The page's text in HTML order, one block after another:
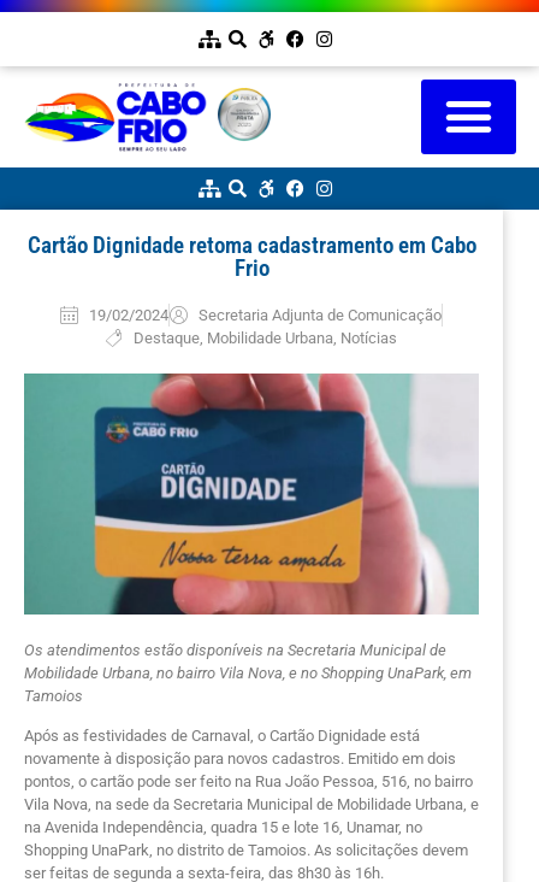
Cartão Dignidade retoma cadastramento em Cabo
Frio
19/02/2024
Secretaria Adjunta de Comunicação
Destaque Mobilidade Urbana Notícias
Os atendimentos estão disponíveis na Secretaria Municipal de
Mobilidade Urbana, no bairro Vila Nova, e no Shopping UnaPark, em
Tamoios
Após as festividades de Carnaval, o Cartão Dignidade está
novamente à disposição para novos cadastros. Emitido em dois
pontos, o cartão pode ser feito na Rua João Pessoa, 516, no bairro
Vila Nova, na sede da Secretaria Municipal de Mobilidade Urbana, e
na Avenida Independência, quadra 15 e lote 16, Unamar, no
Shopping UnaPark, no distrito de Tamoios. As solicitações devem
ser feitas de segunda a sexta-feira, das 8h30 às 16h.